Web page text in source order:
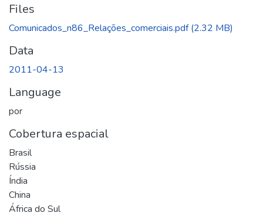
Files
Comunicados_n86_Relações_comerciais.pdf(2.32 MB)
Data
2011-04-13
Language
por
Cobertura espacial
Brasil
Rússia
Índia
China
África do Sul